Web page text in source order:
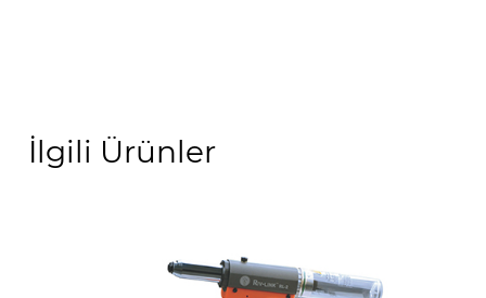
İlgili Ürünler